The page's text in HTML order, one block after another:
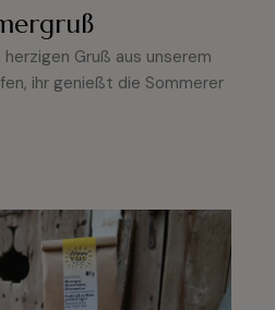
Gruß aus unserem
ihr genießt die Sommerer